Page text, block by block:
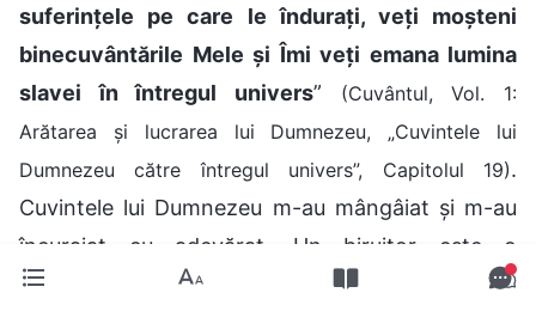
suferințele pe care le îndurați, veți moșteni
binecuvântările Mele și Îmi veți emana lumina
slavei în întregul univers” (Cuvântul, Vol. 1:
Arătarea și lucrarea lui Dumnezeu, „Cuvintele lui
Dumnezeu către întregul univers”, Capitolul 19).
Cuvintele lui Dumnezeu m-au mângâiat și m-au
încurajat cu adevărat. Un biruitor este o
persoană care, în mijlocul persecuției și al